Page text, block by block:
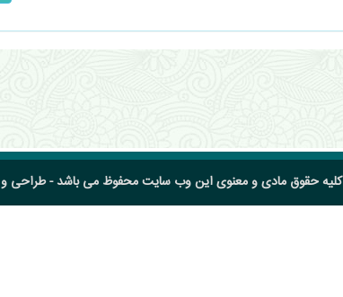
کلیه حقوق مادی و معنوی این وب سایت محفوظ می باشد - طراحی